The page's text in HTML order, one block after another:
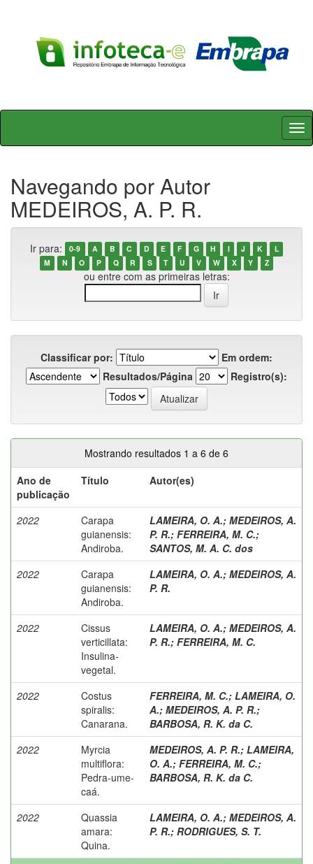
Skip
Navegando por Autor
MEDEIROS, A. P. R.
Ir para: 0-9 A B C D E F G H I J K
L
M
N O P Q R S T U V W X Y Z
ou entre com as primeiras letras:
Classificar por:
Em ordem:
Resultados/Página
Registro(s):
Mostrando resultados 1 a 6 de 6
Ano de
publicação
Título Autor(es)
2022
Carapa
guianensis:
Andiroba.
LAMEIRA, O. A.; MEDEIROS, A.
P. R.; FERREIRA, M. C.;
SANTOS, M. A. C. dos
2022
Carapa
guianensis:
Andiroba.
LAMEIRA, O. A.; MEDEIROS, A.
P. R.
2022
Cissus
verticillata:
Insulina-
vegetal.
LAMEIRA, O. A.; MEDEIROS, A.
P. R.; FERREIRA, M. C.
2022
Costus
spiralis:
Canarana.
FERREIRA, M. C.; LAMEIRA, O.
A.; MEDEIROS, A. P. R.;
BARBOSA, R. K. da C.
2022
Myrcia
multiflora:
Pedra-ume-
caá.
MEDEIROS, A. P. R.; LAMEIRA,
O. A.; FERREIRA, M. C.;
BARBOSA, R. K. da C.
2022
Quassia
amara:
Quina.
LAMEIRA, O. A.; MEDEIROS, A.
P. R.; RODRIGUES, S. T.